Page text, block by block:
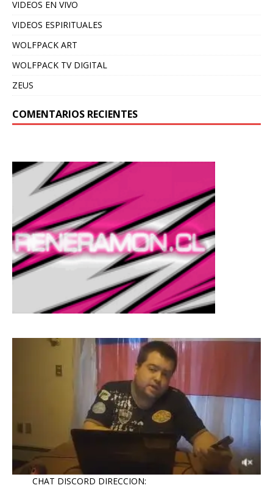
VIDEOS EN VIVO
VIDEOS ESPIRITUALES
WOLFPACK ART
WOLFPACK TV DIGITAL
ZEUS
COMENTARIOS RECIENTES
CHAT DISCORD DIRECCION: